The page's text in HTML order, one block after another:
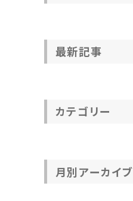
最新記事
カテゴリー
月別アーカイブ